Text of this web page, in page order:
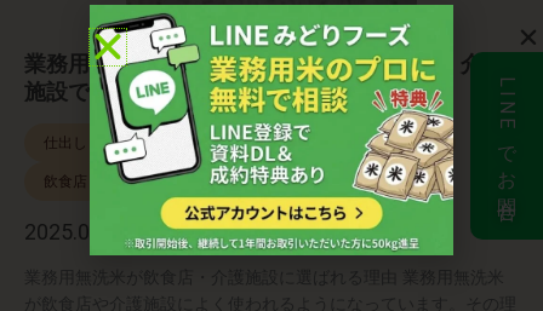
業務用無洗米が選ばれる理由とは？飲食店・介護
施設での活用メリットと導入ポイント
仕出し・弁当 医療・介護業界 業務用
飲食店
2025.03.31
LINEでお問合せ